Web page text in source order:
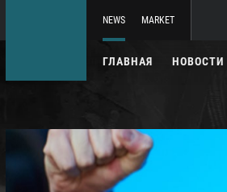
NEWS MARKET
ГЛАВНАЯ НОВОСТИ